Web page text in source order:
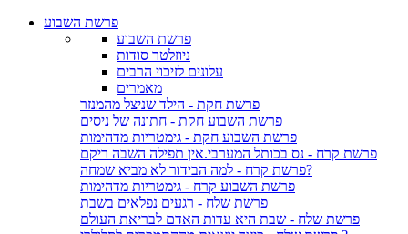
פרשת השבוע
פרשת השבוע
ניוזלטר סודות
עלונים לזיכוי הרבים
מאמרים
פרשת חקת - הילד שניצל מהמנזר
פרשת השבוע חקת - חתונה של ניסים
פרשת השבוע חקת - גימטריות מדהימות
פרשת קרח - נס בכותל המערבי.אין תפילה השבה ריקם
פרשת קרח - למה הבידור לא מביא שמחה?
פרשת השבוע קרח - גימטריות מדהימות
פרשת שלח - רגעים נפלאים בשבת
פרשת שלח - שבת היא עדות האדם לבריאת העולם